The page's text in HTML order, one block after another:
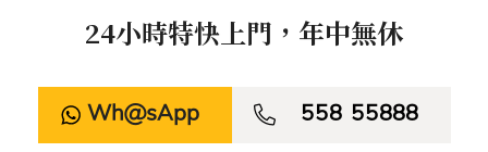
24小時特快上門，年中無休
WhatsApp  558 55888